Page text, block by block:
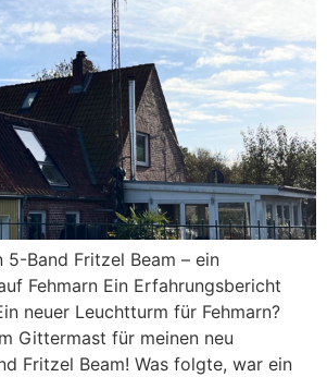
Band Fritzel Beam – ein
Fehmarn Ein Erfahrungsbericht
neuer Leuchtturm für Fehmarn?
Gittermast für meinen neu
Fritzel Beam! Was folgte, war ein